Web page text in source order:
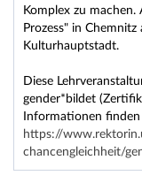
Komplex zu
Prozess" in
Kulturhauptstadt.
Diese
gender*bildet
Informationen
https://
chancengleichheit/